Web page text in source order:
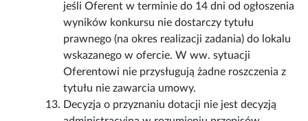
jeśli Oferent w terminie do 14 dni od ogłoszenia
wyników konkursu nie dostarczy tytułu
prawnego (na okres realizacji zadania) do lokalu
wskazanego w ofercie. W ww. sytuacji
Oferentowi nie przysługują żadne roszczenia z
tytułu nie zawarcia umowy.
Decyzja o przyznaniu dotacji nie jest decyzją